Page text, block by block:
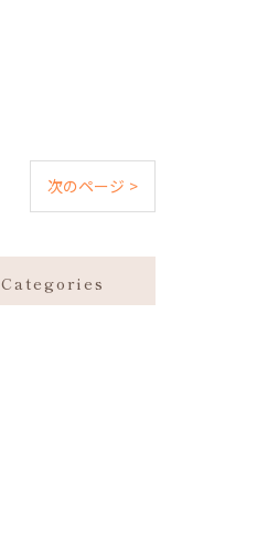
次のページ >
Categories